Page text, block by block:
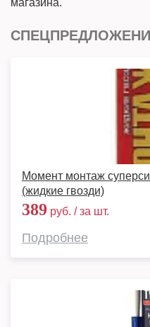
магазина.
Момент монтаж
(жидкие гвозди)
389 руб. / за шт.
Подробнее